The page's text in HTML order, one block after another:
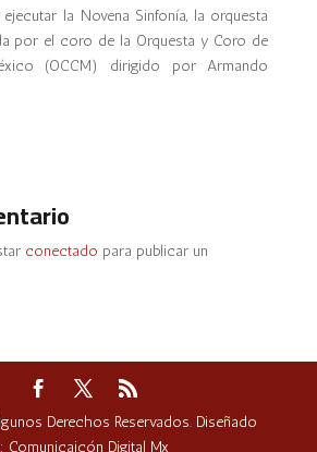
la Novena Sinfonía, la orquesta
por el coro de la Orquesta y Coro de
(OCCM) dirigido por Armando
conectado para publicar un
Derechos Reservados. Diseñado
Comunicaicón Digital Mx